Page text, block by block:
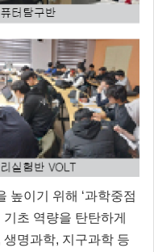
높이기 위해 ‘과학중점
초 역량을 탄탄하게
명과학, 지구과학 등